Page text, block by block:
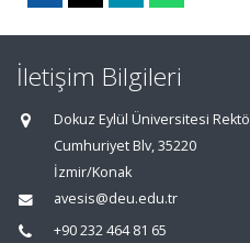
İletişim Bilgileri
Dokuz Eylül Üniversitesi
Cumhuriyet Blv, 35220
İzmir/Konak
avesis@deu.edu.tr
+90 232 464 81 65